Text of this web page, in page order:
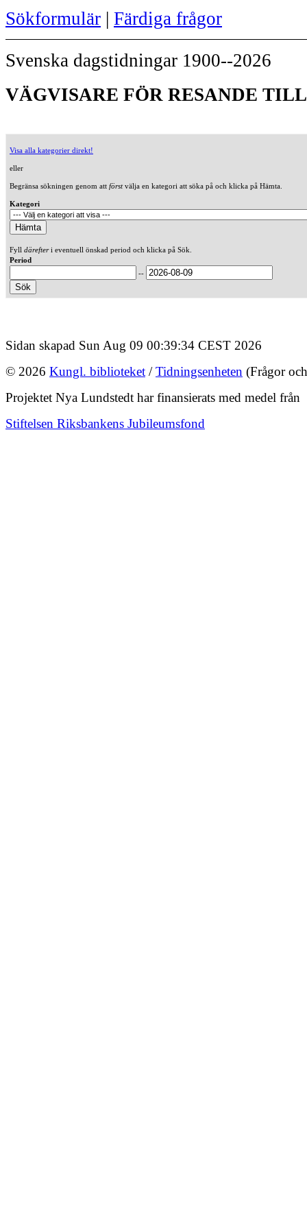
Sökformulär | Färdiga frågor
Svenska dagstidningar 1900--2026
VÄGVISARE FÖR RESANDE
Visa alla kategorier direkt!
eller
Begränsa sökningen genom att förstvälja en kategori att söka på och klicka på Hämta.
Kategori
Fyll därefteri eventuell önskad period och klicka på Sök.
Period
--
Sidan skapad Sun Aug 09 00:39:34 CEST 2026
© 2026 Kungl. biblioteket /Tidningsenheten (Frågor
Projektet Nya Lundstedt har finansierats med medel från
Stiftelsen Riksbankens Jubileumsfond